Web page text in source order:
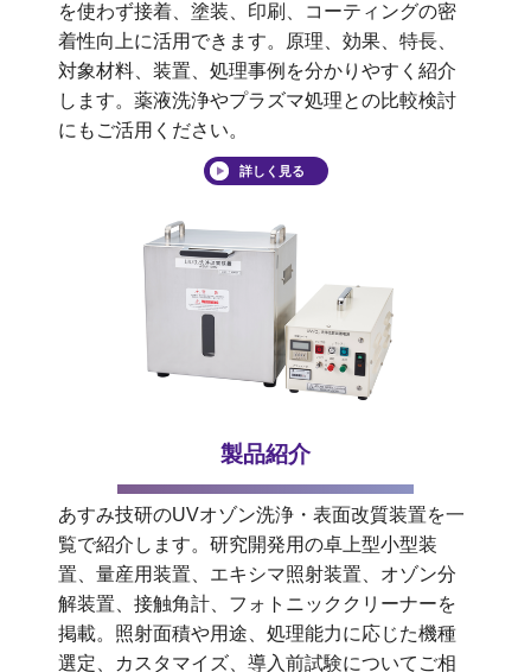
を使わず接着、塗装、印刷、コーティングの密
着性向上に活用できます。原理、効果、特長、
対象材料、装置、処理事例を分かりやすく紹介
します。薬液洗浄やプラズマ処理との比較検討
にもご活用ください。
詳しく見る
製品紹介
あすみ技研のUVオゾン洗浄・表面改質装置を一
覧で紹介します。研究開発用の卓上型小型装
置、量産用装置、エキシマ照射装置、オゾン分
解装置、接触角計、フォトニッククリーナーを
掲載。照射面積や用途、処理能力に応じた機種
選定、カスタマイズ、導入前試験についてご相